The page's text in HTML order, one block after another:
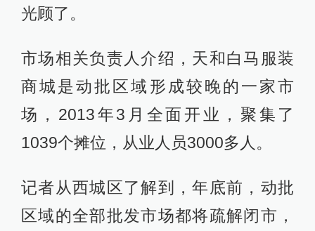
光顾了。
市场相关负责人介绍，天和白马服装
商城是动批区域形成较晚的一家市
场，2013年3月全面开业，聚集了
1039个摊位，从业人员3000多人。
记者从西城区了解到，年底前，动批
区域的全部批发市场都将疏解闭市，